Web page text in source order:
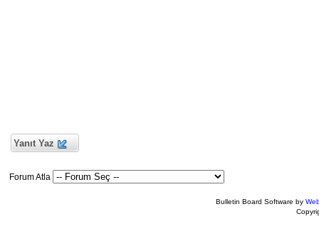
Yanıt Yaz
Forum Atla
Bulletin Board Software by